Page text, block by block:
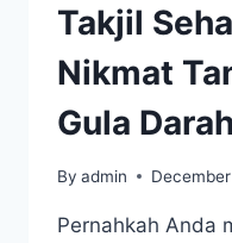
Takjil
Nikmat
Gula
By admin
Pernahkah Anda